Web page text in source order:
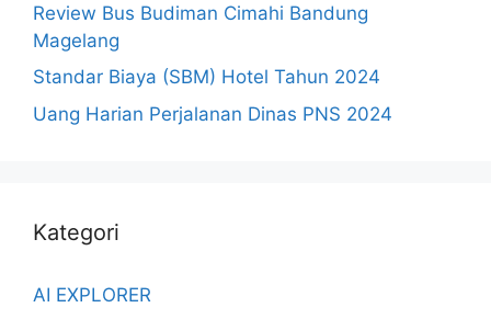
Review Bus Budiman Cimahi Bandung
Magelang
Standar Biaya (SBM) Hotel Tahun 2024
Uang Harian Perjalanan Dinas PNS 2024
Kategori
AI EXPLORER